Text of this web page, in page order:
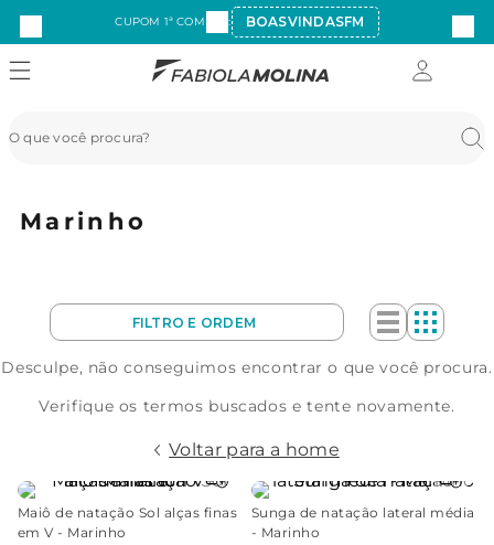
CUPOM 1ª COMPRA: BOASVINDASFM
Marinho
Desculpe, não conseguimos encontrar o que você procura.
Verifique os termos buscados e tente novamente.
Voltar para a home
Maiô de natação Sol alças finas
em V - Marinho
Sunga de natação lateral média
- Marinho